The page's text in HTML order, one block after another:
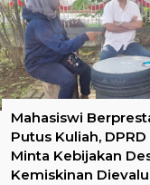
Mahasiswi
Putus Kuliah, DPRD
Minta Kebijakan
Kemiskinan